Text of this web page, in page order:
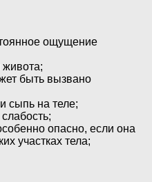
ощущение
живота;
быть вызвано
сыпь на теле;
опасно, если она
участках тела;